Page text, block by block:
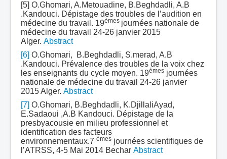
[5] O.Ghomari, A.Metouadine, B.Beghdadli, A.B
.Kandouci. Dépistage des troubles de l’audition en
médecine du travail. 19èmes journées nationale de
médecine du travail 24-26 janvier 2015
Alger. Abstract
[6] O.Ghomari, B.Beghdadli, S.merad, A.B
.Kandouci. Prévalence des troubles de la voix chez
les enseignants du cycle moyen. 19èmes journées
nationale de médecine du travail 24-26 janvier
2015 Alger. Abstract
[7] O.Ghomari, B.Beghdadli, K.DjillaliAyad,
E.Sadaoui ,A.B Kandouci. Dépistage de la
presbyacousie en milieu professionnel et
identification des facteurs
environnementaux.7 èmes journées scientifiques de
l’ATRSS, 4-5 Mai 2014 Bechar Abstract